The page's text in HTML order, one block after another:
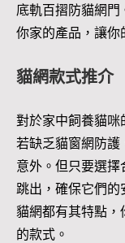
底軌百摺防貓網
你家的產品，讓你
貓網款式推介
對於家中飼養貓咪
若缺乏貓窗網防護
意外。但只要選擇
跳出，確保它們
貓網都有其特點，
的款式。